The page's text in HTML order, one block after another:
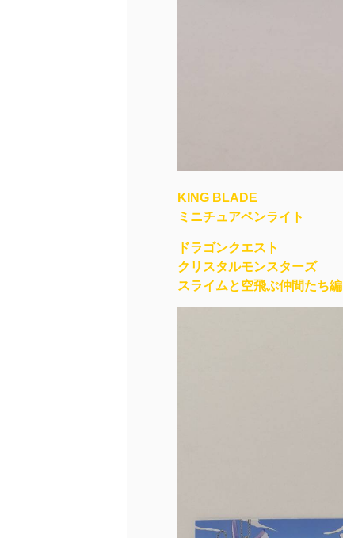
K ING BLADE
ミニチュアペンライト
ドラゴンクエスト
クリスタルモンスターズ
スライムと空飛ぶ仲間たち編